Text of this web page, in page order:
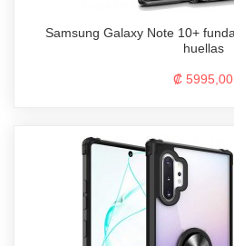
Samsung Galaxy Note 10+
huellas
₡ 5995,00